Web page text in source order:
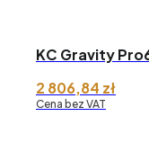
KC Gravity
2 806,84 zł
Cena bez VAT